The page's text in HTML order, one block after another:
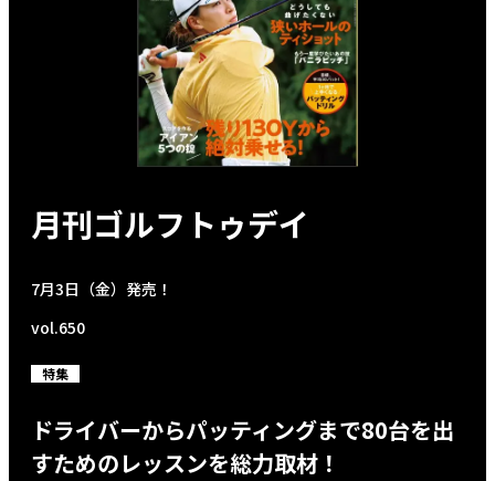
月刊ゴルフトゥデイ
7月3日（金）発売！
vol.650
特集
ドライバーからパッティングまで80台を出
すためのレッスンを総力取材！